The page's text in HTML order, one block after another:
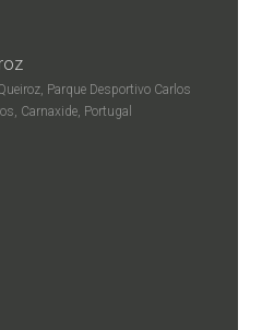
Parque Desportivo Carlos
Carnaxide, Portugal